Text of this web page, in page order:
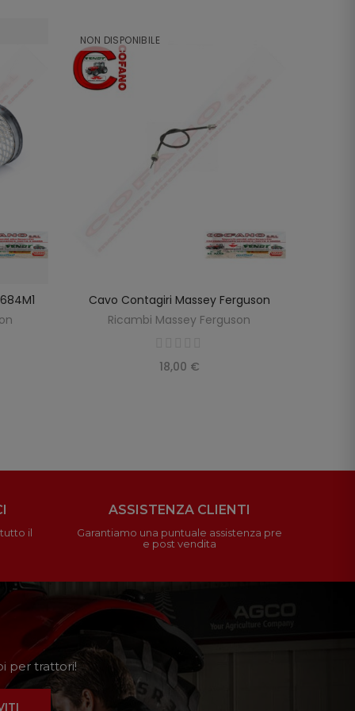
NON DISPONIBILE
SCOPRIRE
Cavo Contagiri Massey Ferguson
Ricambi Massey Ferguson
18,00 €
il
ASSISTENZA CLIENTI
Garantiamo una puntuale assistenza pre
e post vendita
per trattori!